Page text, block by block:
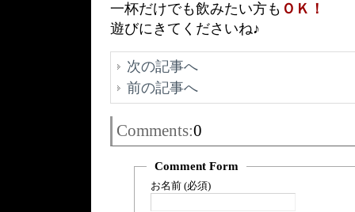
一杯だけでも飲みたい方も ＯＫ！
遊びにきてくださいね♪
次の記事へ
前の記事へ
Comments:0
Comment Form
お名前 (必須)